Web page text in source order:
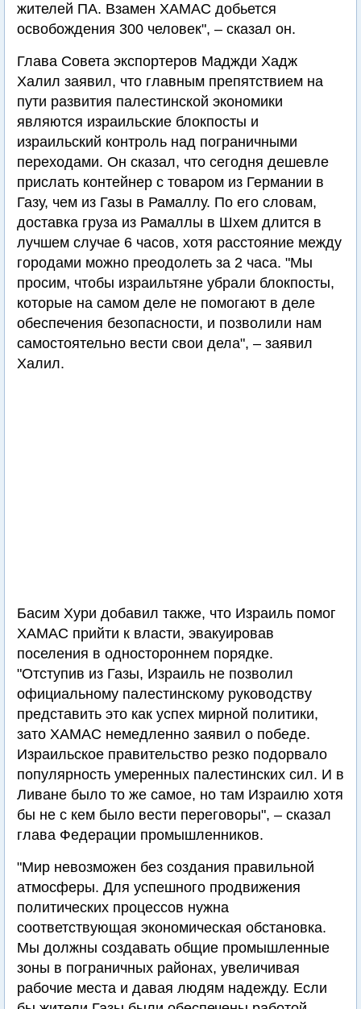
жителей ПА. Взамен ХАМАС добьется
освобождения 300 человек", – сказал он.
Глава Совета экспортеров Маджди Хадж
Халил заявил, что главным препятствием на
пути развития палестинской экономики
являются израильские блокпосты и
израильский контроль над пограничными
переходами. Он сказал, что сегодня дешевле
прислать контейнер с товаром из Германии в
Газу, чем из Газы в Рамаллу. По его словам,
доставка груза из Рамаллы в Шхем длится в
лучшем случае 6 часов, хотя расстояние между
городами можно преодолеть за 2 часа. "Мы
просим, чтобы израильтяне убрали блокпосты,
которые на самом деле не помогают в деле
обеспечения безопасности, и позволили нам
самостоятельно вести свои дела", – заявил
Халил.
Басим Хури добавил также, что Израиль помог
ХАМАС прийти к власти, эвакуировав
поселения в одностороннем порядке.
"Отступив из Газы, Израиль не позволил
официальному палестинскому руководству
представить это как успех мирной политики,
зато ХАМАС немедленно заявил о победе.
Израильское правительство резко подорвало
популярность умеренных палестинских сил. И в
Ливане было то же самое, но там Израилю хотя
бы не с кем было вести переговоры", – сказал
глава Федерации промышленников.
"Мир невозможен без создания правильной
атмосферы. Для успешного продвижения
политических процессов нужна
соответствующая экономическая обстановка.
Мы должны создавать общие промышленные
зоны в пограничных районах, увеличивая
рабочие места и давая людям надежду. Если